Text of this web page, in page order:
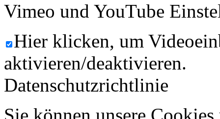
Vimeo und YouTube
Hier klicken, um
aktivieren/deaktivieren.
Datenschutzrichtlinie